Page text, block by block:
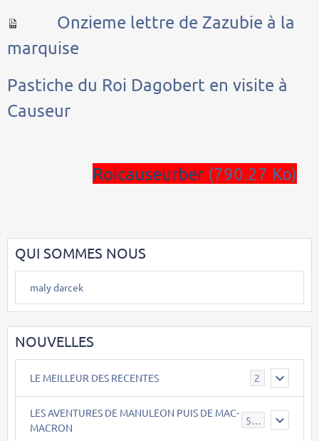
Onzieme lettre de Zazubie à la
marquise
Pastiche du Roi Dagobert en visite à
Causeur
Roicauseurber (790.27 Ko)
QUI SOMMES NOUS
maly darcek
NOUVELLES
LE MEILLEUR DES RECENTES 2
LES AVENTURES DE MANULEON PUIS DE MAC-
MACRON
543